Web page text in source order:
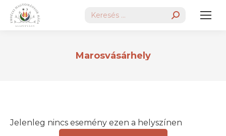
Search:
Marosvásárhely
Jelenleg nincs esemény ezen a helyszínen